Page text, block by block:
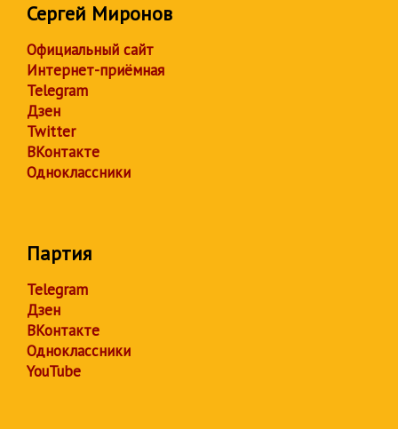
Сергей Миронов
Официальный сайт
Интернет-приёмная
Telegram
Дзен
Twitter
ВКонтакте
Одноклассники
Партия
Telegram
Дзен
ВКонтакте
Одноклассники
YouTube